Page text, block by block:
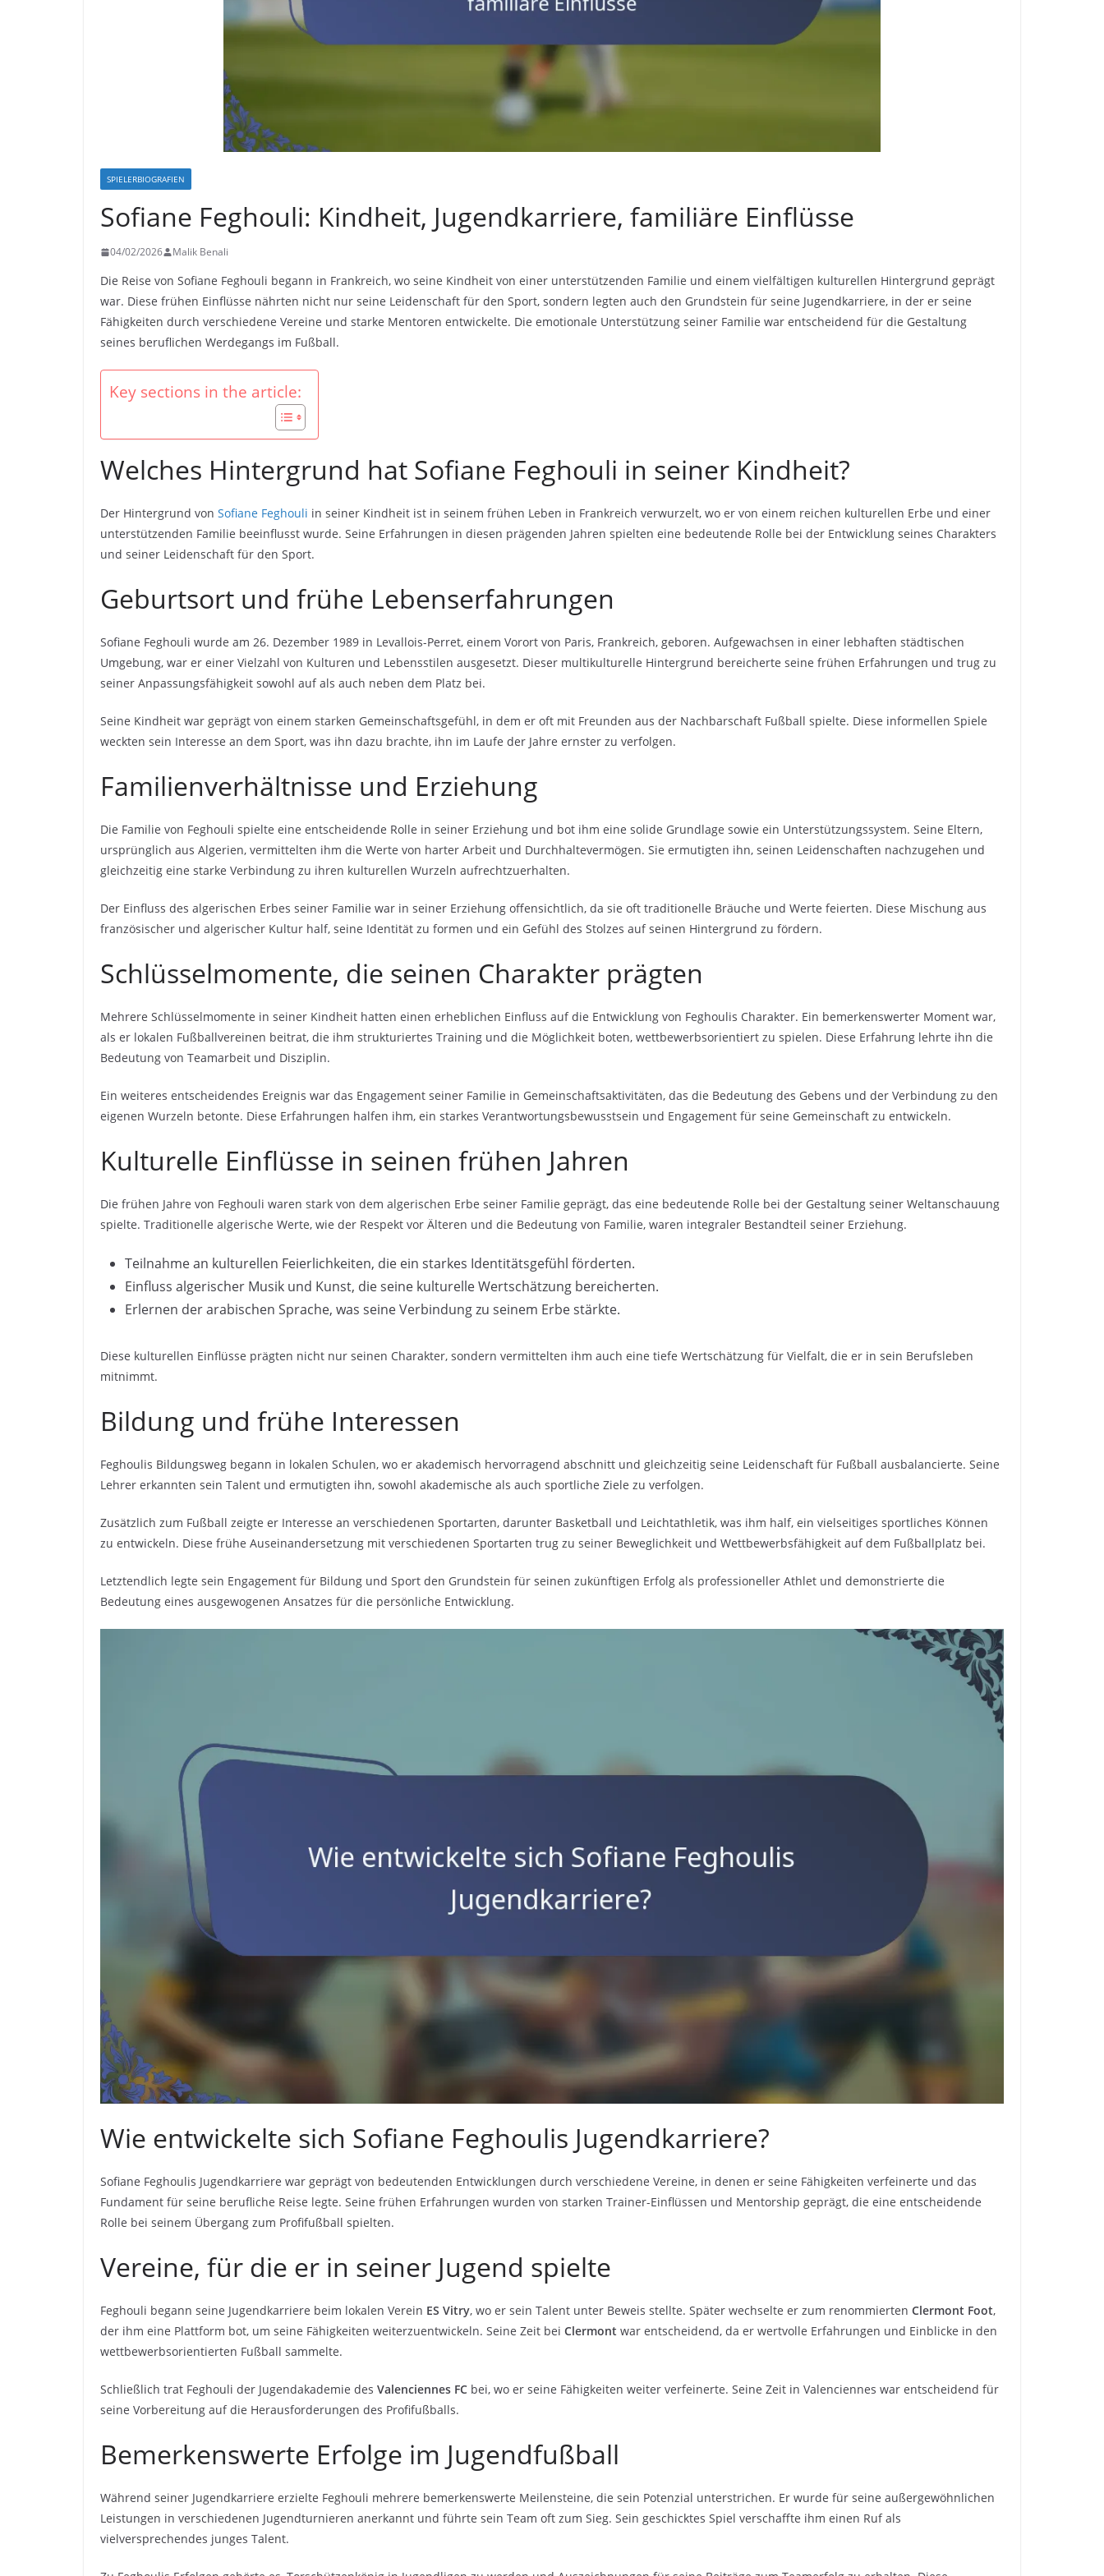
SPIELERBIOGRAFIEN
Sofiane Feghouli: Kindheit, Jugendkarriere, familiäre Einflüsse
04/02/2026 Malik Benali
Die Reise von Sofiane Feghouli begann in Frankreich, wo seine Kindheit von einer unterstützenden Familie und einem vielfältigen kulturellen Hintergrund geprägt
war. Diese frühen Einflüsse nährten nicht nur seine Leidenschaft für den Sport, sondern legten auch den Grundstein für seine Jugendkarriere, in der er seine
Fähigkeiten durch verschiedene Vereine und starke Mentoren entwickelte. Die emotionale Unterstützung seiner Familie war entscheidend für die Gestaltung
seines beruflichen Werdegangs im Fußball.
Key sections in the article:
Welches Hintergrund hat Sofiane Feghouli in seiner Kindheit?
Der Hintergrund von Sofiane Feghouli in seiner Kindheit ist in seinem frühen Leben in Frankreich verwurzelt, wo er von einem reichen kulturellen Erbe und einer
unterstützenden Familie beeinflusst wurde. Seine Erfahrungen in diesen prägenden Jahren spielten eine bedeutende Rolle bei der Entwicklung seines Charakters
und seiner Leidenschaft für den Sport.
Geburtsort und frühe Lebenserfahrungen
Sofiane Feghouli wurde am 26. Dezember 1989 in Levallois-Perret, einem Vorort von Paris, Frankreich, geboren. Aufgewachsen in einer lebhaften städtischen
Umgebung, war er einer Vielzahl von Kulturen und Lebensstilen ausgesetzt. Dieser multikulturelle Hintergrund bereicherte seine frühen Erfahrungen und trug zu
seiner Anpassungsfähigkeit sowohl auf als auch neben dem Platz bei.
Seine Kindheit war geprägt von einem starken Gemeinschaftsgefühl, in dem er oft mit Freunden aus der Nachbarschaft Fußball spielte. Diese informellen Spiele
weckten sein Interesse an dem Sport, was ihn dazu brachte, ihn im Laufe der Jahre ernster zu verfolgen.
Familienverhältnisse und Erziehung
Die Familie von Feghouli spielte eine entscheidende Rolle in seiner Erziehung und bot ihm eine solide Grundlage sowie ein Unterstützungssystem. Seine Eltern,
ursprünglich aus Algerien, vermittelten ihm die Werte von harter Arbeit und Durchhaltevermögen. Sie ermutigten ihn, seinen Leidenschaften nachzugehen und
gleichzeitig eine starke Verbindung zu ihren kulturellen Wurzeln aufrechtzuerhalten.
Der Einfluss des algerischen Erbes seiner Familie war in seiner Erziehung offensichtlich, da sie oft traditionelle Bräuche und Werte feierten. Diese Mischung aus
französischer und algerischer Kultur half, seine Identität zu formen und ein Gefühl des Stolzes auf seinen Hintergrund zu fördern.
Schlüsselmomente, die seinen Charakter prägten
Mehrere Schlüsselmomente in seiner Kindheit hatten einen erheblichen Einfluss auf die Entwicklung von Feghoulis Charakter. Ein bemerkenswerter Moment war,
als er lokalen Fußballvereinen beitrat, die ihm strukturiertes Training und die Möglichkeit boten, wettbewerbsorientiert zu spielen. Diese Erfahrung lehrte ihn die
Bedeutung von Teamarbeit und Disziplin.
Ein weiteres entscheidendes Ereignis war das Engagement seiner Familie in Gemeinschaftsaktivitäten, das die Bedeutung des Gebens und der Verbindung zu den
eigenen Wurzeln betonte. Diese Erfahrungen halfen ihm, ein starkes Verantwortungsbewusstsein und Engagement für seine Gemeinschaft zu entwickeln.
Kulturelle Einflüsse in seinen frühen Jahren
Die frühen Jahre von Feghouli waren stark von dem algerischen Erbe seiner Familie geprägt, das eine bedeutende Rolle bei der Gestaltung seiner Weltanschauung
spielte. Traditionelle algerische Werte, wie der Respekt vor Älteren und die Bedeutung von Familie, waren integraler Bestandteil seiner Erziehung.
Teilnahme an kulturellen Feierlichkeiten, die ein starkes Identitätsgefühl förderten.
Einfluss algerischer Musik und Kunst, die seine kulturelle Wertschätzung bereicherten.
Erlernen der arabischen Sprache, was seine Verbindung zu seinem Erbe stärkte.
Diese kulturellen Einflüsse prägten nicht nur seinen Charakter, sondern vermittelten ihm auch eine tiefe Wertschätzung für Vielfalt, die er in sein Berufsleben
mitnimmt.
Bildung und frühe Interessen
Feghoulis Bildungsweg begann in lokalen Schulen, wo er akademisch hervorragend abschnitt und gleichzeitig seine Leidenschaft für Fußball ausbalancierte. Seine
Lehrer erkannten sein Talent und ermutigten ihn, sowohl akademische als auch sportliche Ziele zu verfolgen.
Zusätzlich zum Fußball zeigte er Interesse an verschiedenen Sportarten, darunter Basketball und Leichtathletik, was ihm half, ein vielseitiges sportliches Können
zu entwickeln. Diese frühe Auseinandersetzung mit verschiedenen Sportarten trug zu seiner Beweglichkeit und Wettbewerbsfähigkeit auf dem Fußballplatz bei.
Letztendlich legte sein Engagement für Bildung und Sport den Grundstein für seinen zukünftigen Erfolg als professioneller Athlet und demonstrierte die
Bedeutung eines ausgewogenen Ansatzes für die persönliche Entwicklung.
Wie entwickelte sich Sofiane Feghoulis Jugendkarriere?
Sofiane Feghoulis Jugendkarriere war geprägt von bedeutenden Entwicklungen durch verschiedene Vereine, in denen er seine Fähigkeiten verfeinerte und das
Fundament für seine berufliche Reise legte. Seine frühen Erfahrungen wurden von starken Trainer-Einflüssen und Mentorship geprägt, die eine entscheidende
Rolle bei seinem Übergang zum Profifußball spielten.
Vereine, für die er in seiner Jugend spielte
Feghouli begann seine Jugendkarriere beim lokalen Verein ES Vitry, wo er sein Talent unter Beweis stellte. Später wechselte er zum renommierten Clermont Foot,
der ihm eine Plattform bot, um seine Fähigkeiten weiterzuentwickeln. Seine Zeit bei Clermont war entscheidend, da er wertvolle Erfahrungen und Einblicke in den
wettbewerbsorientierten Fußball sammelte.
Schließlich trat Feghouli der Jugendakademie des Valenciennes FC bei, wo er seine Fähigkeiten weiter verfeinerte. Seine Zeit in Valenciennes war entscheidend für
seine Vorbereitung auf die Herausforderungen des Profifußballs.
Bemerkenswerte Erfolge im Jugendfußball
Während seiner Jugendkarriere erzielte Feghouli mehrere bemerkenswerte Meilensteine, die sein Potenzial unterstrichen. Er wurde für seine außergewöhnlichen
Leistungen in verschiedenen Jugendturnieren anerkannt und führte sein Team oft zum Sieg. Sein geschicktes Spiel verschaffte ihm einen Ruf als
vielversprechendes junges Talent.